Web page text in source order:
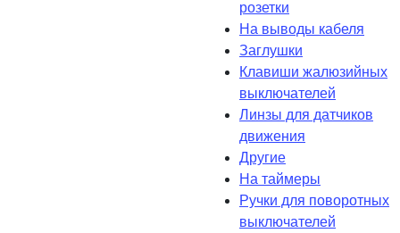
розетки
На выводы кабеля
Заглушки
Клавиши жалюзийных
выключателей
Линзы для датчиков
движения
Другие
На таймеры
Ручки для поворотных
выключателей